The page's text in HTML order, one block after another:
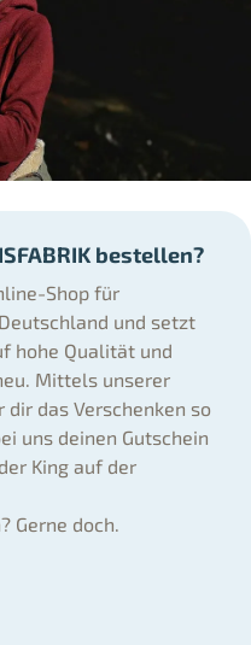
bestellen?
Shop für
und setzt
hohe Qualität und
Mittels unserer
dir das Verschenken so
uns deinen Gutschein
King auf der
Gerne doch.